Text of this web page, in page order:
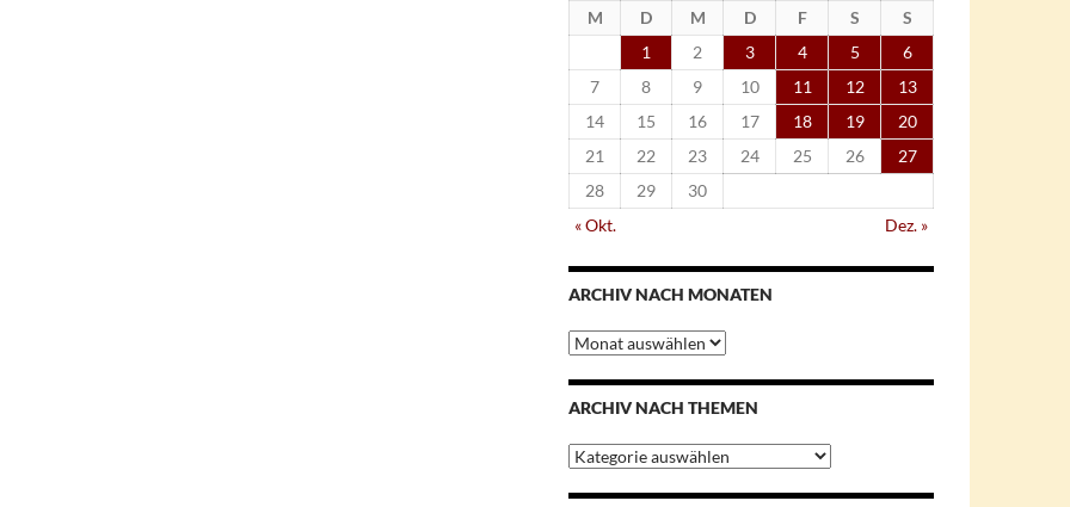
M D M D F S
S
1
2 3 4 5
6
7
8 9 10 11 12
13
14
15 16 17 18 19
20
21
22 23 24 25 26
27
28
29
30
« Okt.
Dez. »
ARCHIV NACH MONATEN
Archiv
nach
Monaten
ARCHIV NACH THEMEN
Archiv
nach
Themen